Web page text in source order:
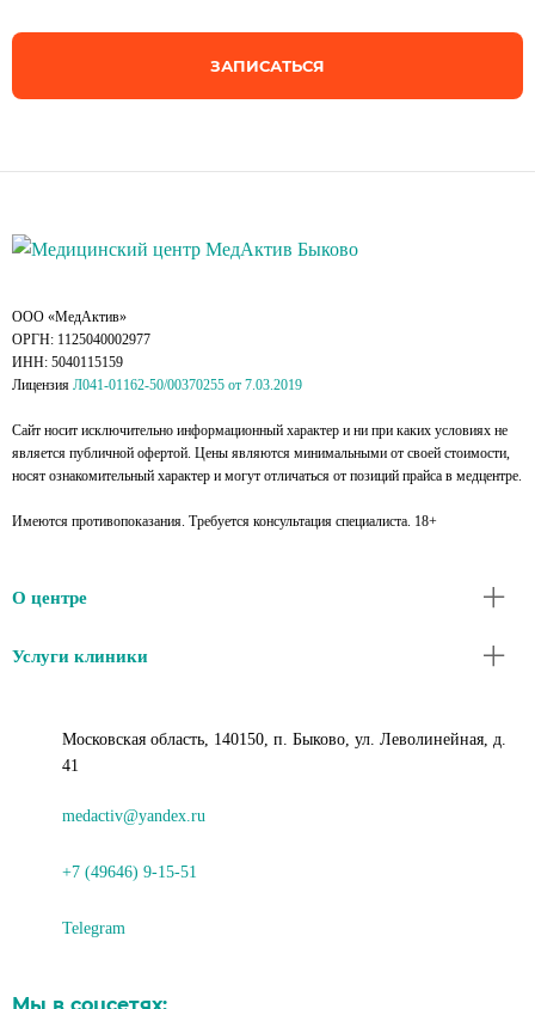
ЗАПИСАТЬСЯ
ООО «МедАктив»
ОРГН: 1125040002977
ИНН: 5040115159
Лицензия Л041-01162-50/00370255 от 7.03.2019
Сайт носит исключительно информационный характер и ни при каких условиях не
является публичной офертой. Цены являются минимальными от своей стоимости,
носят ознакомительный характер и могут отличаться от позиций прайса в медцентре.
Имеются противопоказания. Требуется консультация специалиста. 18+
О центре
Услуги клиники
Московская область, 140150, п. Быково, ул. Леволинейная, д.
41
medactiv@yandex.ru
+7 (49646) 9-15-51
Telegram